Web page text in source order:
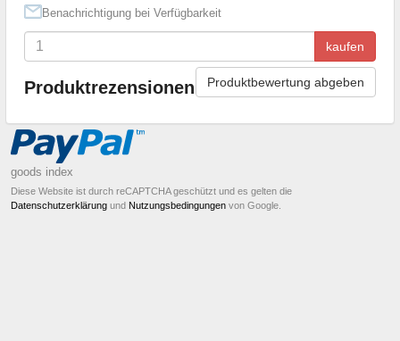
Benachrichtigung bei Verfügbarkeit
kaufen
Produktrezensionen Produktbewertung abgeben
goods index
Diese Website ist durch reCAPTCHA geschützt und es gelten die
Datenschutzerklärung und Nutzungsbedingungen von Google.